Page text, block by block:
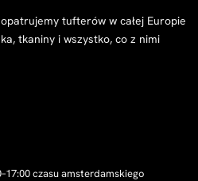
tufterów w całej Europie
tkaniny i wszystko, co z nimi
czasu amsterdamskiego